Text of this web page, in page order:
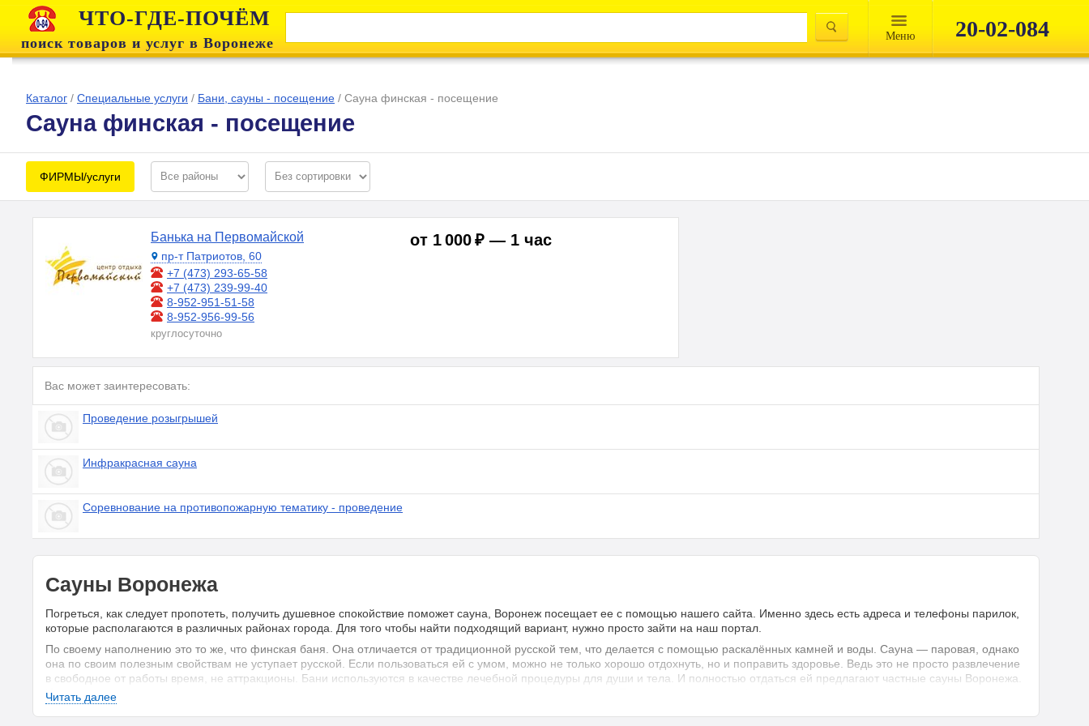
ЧТО-ГДЕ-ПОЧЁМ
поиск товаров и услуг в Воронеже Mеню 20-02-084
Каталог / Специальные услуги / Бани, сауны - посещение / Сауна финская - посещение
Сауна финская - посещение
ФИРМЫ/услуги
Банька на Первомайской
пр-т Патриотов, 60
+7 (473) 293-65-58
+7 (473) 239-99-40
8-952-951-51-58
8-952-956-99-56
круглосуточно
от 1 000 ₽ — 1 час
Вас может заинтересовать:
Проведение розыгрышей
Инфракрасная сауна
Соревнование на противопожарную тематику - проведение
Сауны Воронежа
Погреться, как следует пропотеть, получить душевное спокойствие поможет сауна, Воронеж посещает ее с помощью нашего сайта. Именно здесь есть адреса и телефоны парилок,
которые располагаются в различных районах города. Для того чтобы найти подходящий вариант, нужно просто зайти на наш портал.
По своему наполнению это то же, что финская баня. Она отличается от традиционной русской тем, что делается с помощью раскалённых камней и воды. Сауна — паровая, однако
она по своим полезным свойствам не уступает русской. Если пользоваться ей с умом, можно не только хорошо отдохнуть, но и поправить здоровье. Ведь это не просто развлечение
в свободное от работы время, не аттракционы. Бани используются в качестве лечебной процедуры для души и тела. И полностью отдаться ей предлагают частные сауны Воронежа.
Из-за того, что тепло идёт от пара, нагрузка на сердечно-сосудистую систему не так велика, как в русской. Поэтому использовать финский вариант безопасней. Но как бы там не
было, если есть проблемы со здоровьем, то от посещения таких мест лучше отказаться.
Читать далее